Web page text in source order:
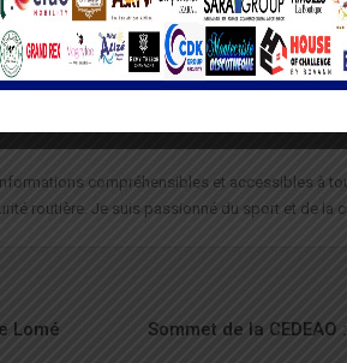
compréhensibles et accessibles à
routière. Je suis passionné du sport et de la
Lomé
Sommet de la